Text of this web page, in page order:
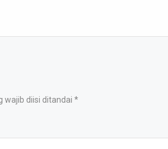
wajib diisi ditandai *